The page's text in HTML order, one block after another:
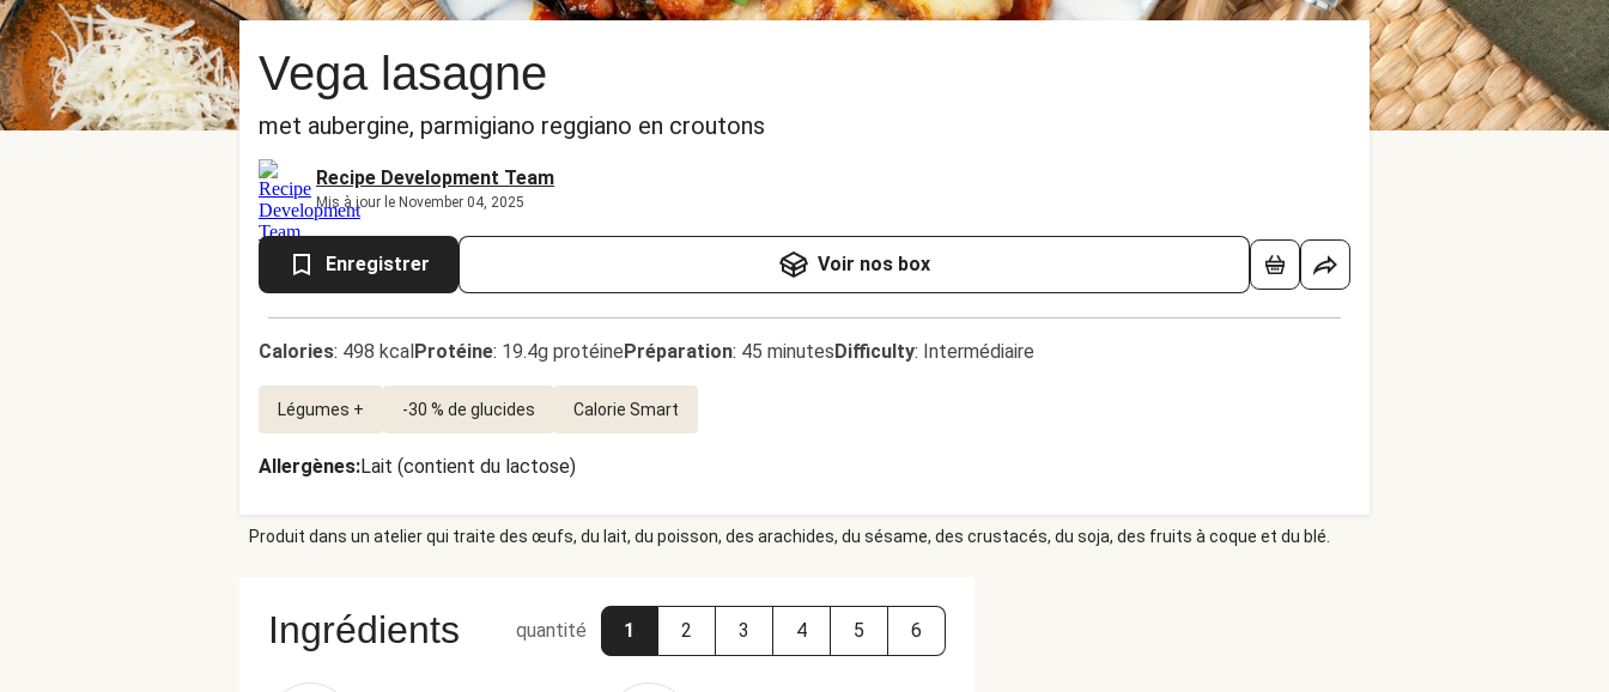
Vega lasagne
met aubergine, parmigiano reggiano en croutons
Recipe Development Team
Mis à jour le November 04, 2025
Enregistrer Voir nos box
Calories: 498 kcalProtéine: 19.4g protéinePréparation: 45 minutesDifficulty: Intermédiaire
Légumes + -30 % de glucides Calorie Smart
Allergènes:Lait (contient du lactose)
Produit dans un atelier qui traite des œufs, du lait, du poisson, des arachides, du sésame, des crustacés, du soja, des fruits à coque et du blé.
Ingrédients quantité 1 2 3 4 5 6